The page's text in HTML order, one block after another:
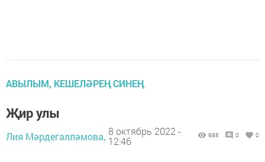
АВЫЛЫМ, КЕШЕЛӘРЕҢ СИНЕҢ
Җир улы
Лия Мәрдегалләмова, 8 октябрь 2022 -
12:46
988 0 0